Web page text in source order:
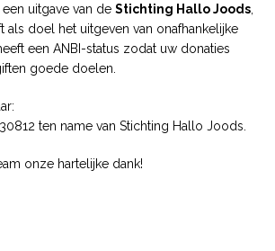
uitgave van de Stichting Hallo Joods
als doel het uitgeven van onafhankelijke
een ANBI-status zodat uw donaties
goede doelen.
ten name van Stichting Hallo Joods.
onze hartelijke dank!